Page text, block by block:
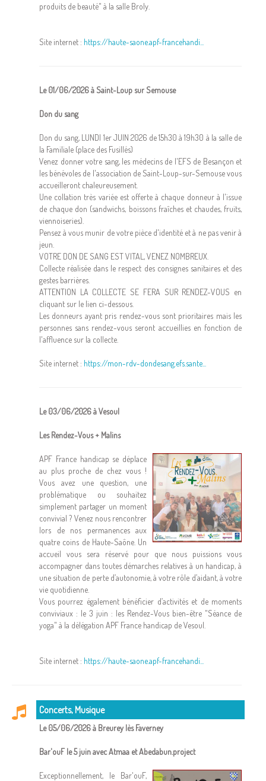
produits de beauté" à la salle Broly.
Site internet : https://haute-saone.apf-francehandi...
Le 01/06/2026 à Saint-Loup sur Semouse
Don du sang
Don du sang, LUNDI 1er JUIN 2026 de 15h30 à 19h30 à la salle de
la Familiale (place des Fusillés)
Venez donner votre sang, les médecins de l'EFS de Besançon et
les bénévoles de l'association de Saint-Loup-sur-Semouse vous
accueilleront chaleureusement.
Une collation très variée est offerte à chaque donneur à l'issue
de chaque don (sandwichs, boissons fraîches et chaudes, fruits,
viennoiseries).
Pensez à vous munir de votre pièce d'identité et à ne pas venir à
jeun.
VOTRE DON DE SANG EST VITAL, VENEZ NOMBREUX.
Collecte réalisée dans le respect des consignes sanitaires et des
gestes barrières.
ATTENTION LA COLLECTE SE FERA SUR RENDEZ-VOUS en
cliquant sur le lien ci-dessous.
Les donneurs ayant pris rendez-vous sont prioritaires mais les
personnes sans rendez-vous seront accueillies en fonction de
l'affluence sur la collecte.
Site internet : https://mon-rdv-dondesang.efs.sante...
Le 03/06/2026 à Vesoul
Les Rendez-Vous + Malins
APF France handicap se déplace
au plus proche de chez vous !
Vous avez une question, une
problématique ou souhaitez
simplement partager un moment
convivial ? Venez nous rencontrer
lors de nos permanences aux
quatre coins de Haute-Saône. Un
accueil vous sera réservé pour que nous puissions vous
accompagner dans toutes démarches relatives à un handicap, à
une situation de perte d’autonomie, à votre rôle d’aidant, à votre
vie quotidienne.
Vous pourrez également bénéficier d’activités et de moments
conviviaux : le 3 juin : les Rendez-Vous bien-être "Séance de
yoga" à la délégation APF France handicap de Vesoul.
Site internet : https://haute-saone.apf-francehandi...
Concerts, Musique
Le 05/06/2026 à Breurey lès Faverney
Bar'ouF le 5 juin avec Atmaa et Abedabun.project
Exceptionnellement, le Bar'ouF,